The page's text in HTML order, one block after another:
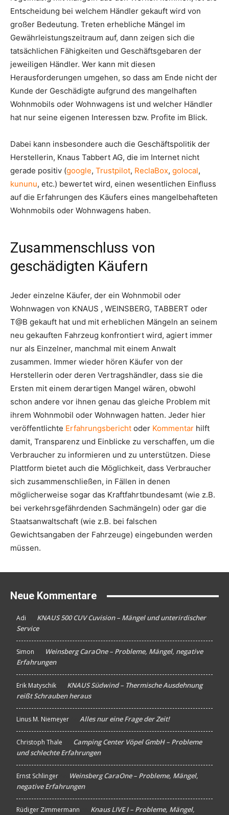
Entscheidung bei welchem Händler gekauft wird von
großer Bedeutung. Treten erhebliche Mängel im
Gewährleistungszeitraum auf, dann zeigen sich die
tatsächlichen Fähigkeiten und Geschäftsgebaren der
jeweiligen Händler. Wer kann mit diesen
Herausforderungen umgehen, so dass am Ende nicht der
Kunde der Geschädigte aufgrund des mangelhaften
Wohnmobils oder Wohnwagens ist und welcher Händler
hat nur seine eigenen Interessen bzw. Profite im Blick.
Dabei kann insbesondere auch die Geschäftspolitik der
Herstellerin, Knaus Tabbert AG, die im Internet nicht
gerade positiv (google, Trustpilot, ReclaBox, golocal,
kununu, etc.) bewertet wird, einen wesentlichen Einfluss
auf die Erfahrungen des Käufers eines mangelbehafteten
Wohnmobils oder Wohnwagens haben.
Zusammenschluss von
geschädigten Käufern
Jeder einzelne Käufer, der ein Wohnmobil oder
Wohnwagen von KNAUS , WEINSBERG, TABBERT oder
T@B gekauft hat und mit erheblichen Mängeln an seinem
neu gekauften Fahrzeug konfrontiert wird, agiert immer
nur als Einzelner, manchmal mit einem Anwalt
zusammen. Immer wieder hören Käufer von der
Herstellerin oder deren Vertragshändler, dass sie die
Ersten mit einem derartigen Mangel wären, obwohl
schon andere vor ihnen genau das gleiche Problem mit
ihrem Wohnmobil oder Wohnwagen hatten. Jeder hier
veröffentlichte Erfahrungsbericht oder Kommentar hilft
damit, Transparenz und Einblicke zu verschaffen, um die
Verbraucher zu informieren und zu unterstützen. Diese
Plattform bietet auch die Möglichkeit, dass Verbraucher
sich zusammenschließen, in Fällen in denen
möglicherweise sogar das Kraftfahrtbundesamt (wie z.B.
bei verkehrsgefährdenden Sachmängeln) oder gar die
Staatsanwaltschaft (wie z.B. bei falschen
Gewichtsangaben der Fahrzeuge) eingebunden werden
müssen.
Neue Kommentare
Adi
KNAUS 500 CUV Cuvision – Mängel und unterirdischer
Service
Simon
Weinsberg CaraOne – Probleme, Mängel, negative
Erfahrungen
Erik Matyschik
KNAUS Südwind – Thermische Ausdehnung
reißt Schrauben heraus
Linus M. Niemeyer Alles nur eine Frage der Zeit!
Christoph Thale
Camping Center Vöpel GmbH – Probleme
und schlechte Erfahrungen
Ernst Schlinger
Weinsberg CaraOne – Probleme, Mängel,
negative Erfahrungen
Rüdiger Zimmermann
Knaus LIVE I – Probleme, Mängel,